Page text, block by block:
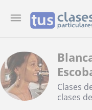
Los
Clases
clases